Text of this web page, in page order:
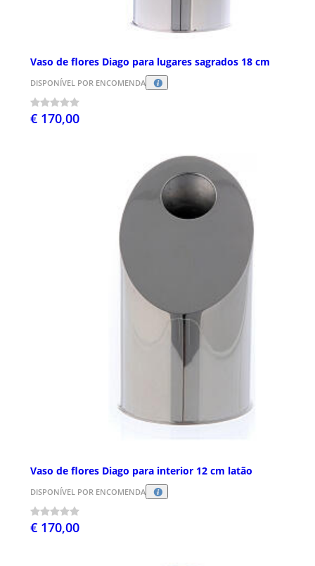
Vaso de flores Diago para lugares sagrados 18 cm
DISPONÍVEL POR ENCOMENDA
€ 170,00
Vaso de flores Diago para interior 12 cm latão
DISPONÍVEL POR ENCOMENDA
€ 170,00